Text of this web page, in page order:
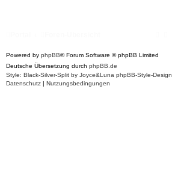
Powered by phpBB® Forum Software © phpBB Limited
Deutsche Übersetzung durch phpBB.de
Style: Black-Silver-Split by Joyce&Luna phpBB-Style-Design
Datenschutz
Nutzungsbedingungen